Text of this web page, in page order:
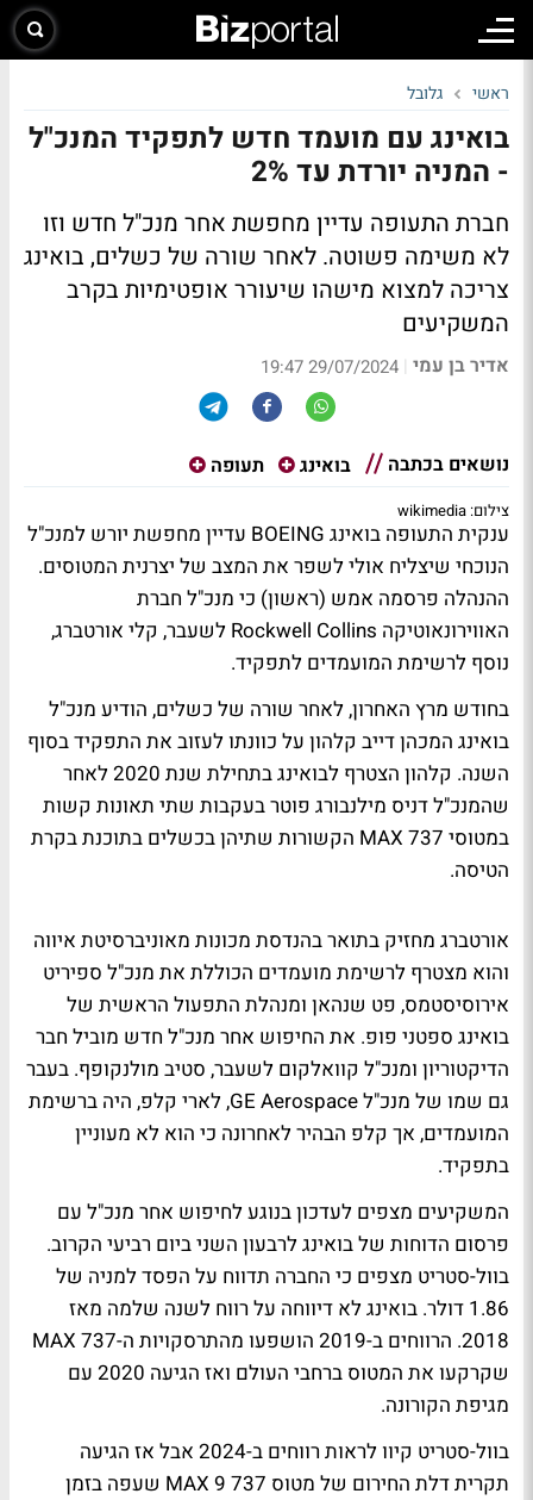
ראשי גלובל
בואינג עם מועמד חדש לתפקיד המנכ"ל
- המניה יורדת עד 2%
חברת התעופה עדיין מחפשת אחר מנכ"ל חדש וזו
לא משימה פשוטה. לאחר שורה של כשלים, בואינג
צריכה למצוא מישהו שיעורר אופטימיות בקרב
המשקיעים
אדיר בן עמי |
29/07/2024 19:47
נושאים בכתבה בואינג תעופה
צילום: wikimedia
ענקית התעופה בואינג BOEING עדיין מחפשת יורש למנכ"ל
הנוכחי שיצליח אולי לשפר את המצב של יצרנית המטוסים.
ההנהלה פרסמה אמש (ראשון) כי מנכ"ל חברת
האווירונאוטיקה Rockwell Collins לשעבר, קלי אורטברג,
נוסף לרשימת המועמדים לתפקיד.
בחודש מרץ האחרון, לאחר שורה של כשלים, הודיע מנכ"ל
בואינג המכהן דייב קלהון על כוונתו לעזוב את התפקיד בסוף
השנה. קלהון הצטרף לבואינג בתחילת שנת 2020 לאחר
שהמנכ"ל דניס מילנבורג פוטר בעקבות שתי תאונות קשות
במטוסי MAX 737 הקשורות שתיהן בכשלים בתוכנת בקרת
הטיסה.
אורטברג מחזיק בתואר בהנדסת מכונות מאוניברסיטת איווה
והוא מצטרף לרשימת מועמדים הכוללת את מנכ"ל ספיריט
אירוסיסטמס, פט שנהאן ומנהלת התפעול הראשית של
בואינג ספטני פופ. את החיפוש אחר מנכ"ל חדש מוביל חבר
הדיקטוריון ומנכ"ל קוואלקום לשעבר, סטיב מולנקופף. בעבר
גם שמו של מנכ"ל GE Aerospace, לארי קלפ, היה ברשימת
המועמדים, אך קלפ הבהיר לאחרונה כי הוא לא מעוניין
בתפקיד.
המשקיעים מצפים לעדכון בנוגע לחיפוש אחר מנכ"ל עם
פרסום הדוחות של בואינג לרבעון השני ביום רביעי הקרוב.
בוול-סטריט מצפים כי החברה תדווח על הפסד למניה של
1.86 דולר. בואינג לא דיווחה על רווח לשנה שלמה מאז
2018. הרווחים ב-2019 הושפעו מהתרסקויות ה-MAX 737
שקרקעו את המטוס ברחבי העולם ואז הגיעה 2020 עם
מגיפת הקורונה.
בוול-סטריט קיוו לראות רווחים ב-2024 אבל אז הגיעה
תקרית דלת החירום של מטוס 737 MAX 9 שעפה בזמן